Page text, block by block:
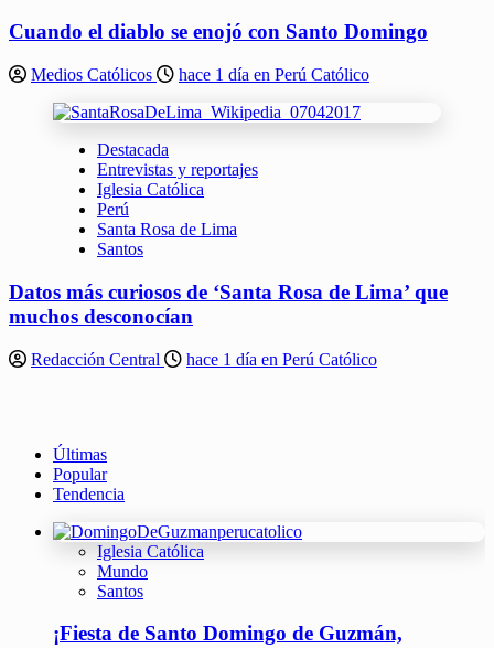
Cuando el diablo se enojó con Santo Domingo
Medios Católicos hace 1 día en Perú Católico
Destacada
Entrevistas y reportajes
Iglesia Católica
Perú
Santa Rosa de Lima
Santos
Datos más curiosos de ‘Santa Rosa de Lima’ que
muchos desconocían
Redacción Central hace 1 día en Perú Católico
Últimas
Popular
Tendencia
Iglesia Católica
Mundo
Santos
¡Fiesta de Santo Domingo de Guzmán,